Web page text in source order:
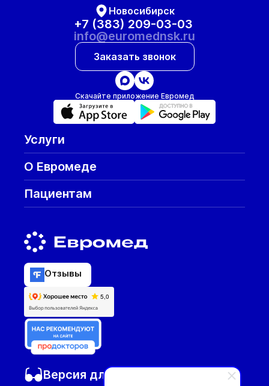
Новосибирск
+7 (383) 209-03-03
info@euromednsk.ru
Заказать звонок
Скачайте приложение Евромед
Услуги
О Евромеде
Пациентам
Отзывы
Версия для слабовидящих